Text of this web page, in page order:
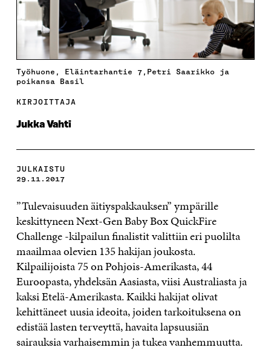
Työhuone, Eläintarhantie 7,Petri Saarikko ja
poikansa Basil
KIRJOITTAJA
Jukka Vahti
JULKAISTU
29.11.2017
”Tulevaisuuden äitiyspakkauksen” ympärille
keskittyneen Next-Gen Baby Box QuickFire
Challenge -kilpailun finalistit valittiin eri puolilta
maailmaa olevien 135 hakijan joukosta.
Kilpailijoista 75 on Pohjois-Amerikasta, 44
Euroopasta, yhdeksän Aasiasta, viisi Australiasta ja
kaksi Etelä-Amerikasta. Kaikki hakijat olivat
kehittäneet uusia ideoita, joiden tarkoituksena on
edistää lasten terveyttä, havaita lapsuusiän
sairauksia varhaisemmin ja tukea vanhemmuutta.